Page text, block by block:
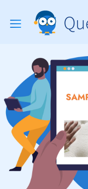
Toggle
navigation